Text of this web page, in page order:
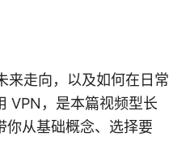
来走向，以及如何在日常
VPN，是本篇视频型长
你从基础概念、选择要